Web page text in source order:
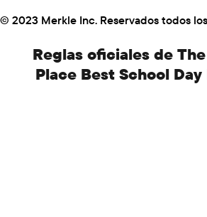
© 2023 Merkle Inc. Reservados todos
Reglas oficiales de
Place Best School